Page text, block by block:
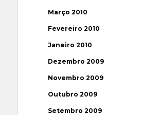
Março 2010
Fevereiro 2010
Janeiro 2010
Dezembro 2009
Novembro 2009
Outubro 2009
Setembro 2009